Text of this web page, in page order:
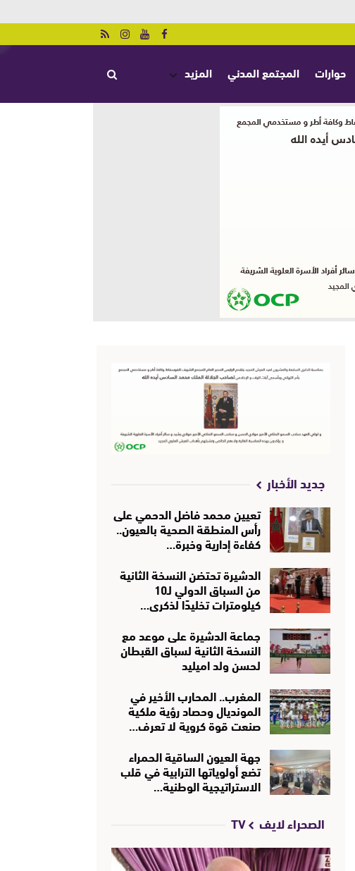
حوارات المجتمع المدني المزيد
جديد الأخبار
تعيين محمد فاضل الدحمي على
رأس المنطقة الصحية بالعيون..
كفاءة إدارية وخبرة…
الدشيرة تحتضن النسخة الثانية
من السباق الدولي لـ10
كيلومترات تخليدًا لذكرى…
جماعة الدشيرة على موعد مع
النسخة الثانية لسباق القبطان
لحسن ولد اميليد
المغرب.. المحارب الأخير في
المونديال وحصاد رؤية ملكية
صنعت قوة كروية لا تعرف…
جهة العيون الساقية الحمراء
تضع أولوياتها الترابية في قلب
الاستراتيجية الوطنية…
الصحراء لايف TV